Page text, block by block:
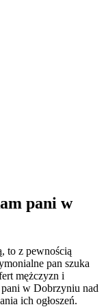
pani w
to z pewnością
pan szuka
mężczyzn i
pani w Dobrzyniu nad
ich ogłoszeń.